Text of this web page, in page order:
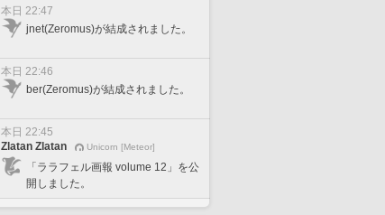
本日 22:47
jnet(Zeromus)が結成されました。
本日 22:46
ber(Zeromus)が結成されました。
本日 22:45
Zlatan Zlatan
Unicorn [Meteor]
「ララフェル画報 volume 12」を公
開しました。